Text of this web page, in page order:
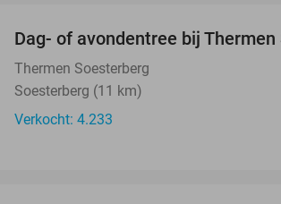
Dag- of avondentree bij
Thermen Soesterberg
Soesterberg (11 km)
Verkocht: 4.233